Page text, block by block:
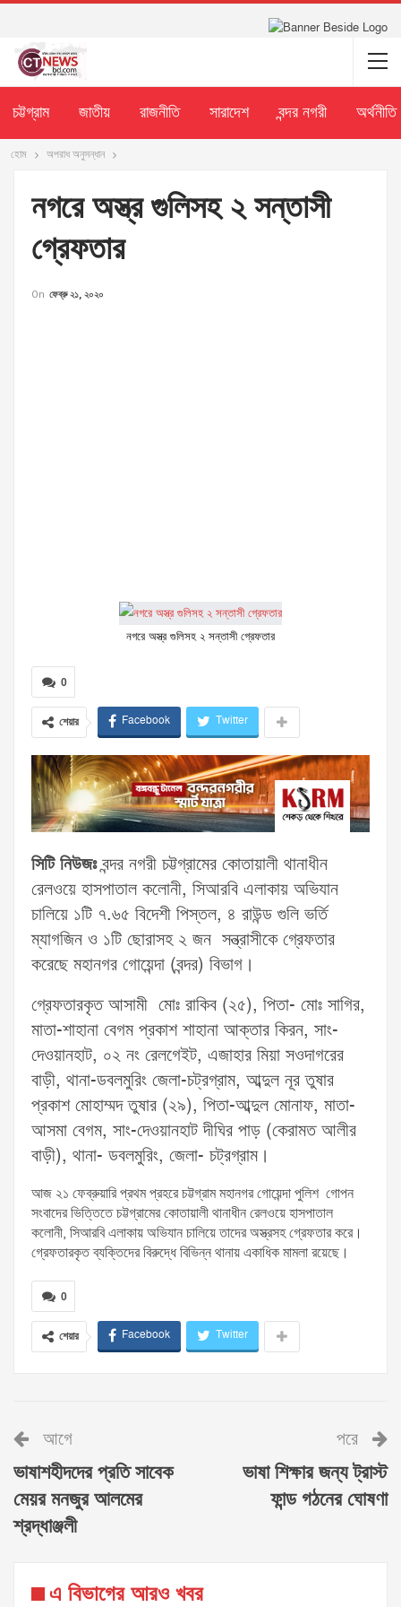
চট্টগ্রাম জাতীয় রাজনীতি সারাদেশ বন্দর নগরী অর্থনীতি
হোম অপরাধ অনুসন্ধান
নগরে অস্ত্র গুলিসহ ২ সন্তাসী
গ্রেফতার
On ফেব্রু ২১, ২০২০
নগরে অস্ত্র গুলিসহ ২ সন্তাসী গ্রেফতার
0
শেয়ার Facebook Twitter
সিটি নিউজঃবন্দর নগরী চট্টগ্রামের কোতায়ালী থানাধীন
রেলওয়ে হাসপাতাল কলোনী, সিআরবি এলাকায় অভিযান
চালিয়ে ১টি ৭.৬৫ বিদেশী পিস্তল, ৪ রাউন্ড গুলি ভর্তি
ম্যাগজিন ও ১টি ছোরাসহ ২ জন সন্ত্রাসীকে গ্রেফতার
করেছে মহানগর গোয়েন্দা (বন্দর) বিভাগ।
গ্রেফতারকৃত আসামী মোঃ রাকিব (২৫), পিতা- মোঃ সাগির,
মাতা-শাহানা বেগম প্রকাশ শাহানা আক্তার কিরন, সাং-
দেওয়ানহাট, ০২ নং রেলগেইট, এজাহার মিয়া সওদাগরের
বাড়ী, থানা-ডবলমুরিং জেলা-চট্রগ্রাম, আব্দুল নূর তুষার
প্রকাশ মোহাম্মদ তুষার (২৯), পিতা-আব্দুল মোনাফ, মাতা-
আসমা বেগম, সাং-দেওয়ানহাট দীঘির পাড় (কেরামত আলীর
বাড়ী), থানা- ডবলমুরিং, জেলা- চট্রগ্রাম।
আজ ২১ ফেব্রুয়ারি প্রথম প্রহরে চট্টগ্রাম মহানগর গোয়েন্দা পুলিশ গোপন
সংবাদের ভিত্তিতে চট্টগ্রামের কোতায়ালী থানাধীন রেলওয়ে হাসপাতাল
কলোনী, সিআরবি এলাকায় অভিযান চালিয়ে তাদের অস্ত্রসহ গ্রেফতার করে।
গ্রেফতারকৃত ব্যক্তিদের বিরুদ্ধে বিভিন্ন থানায় একাধিক মামলা রয়েছে।
0
শেয়ার Facebook Twitter
আগে
ভাষাশহীদদের প্রতি সাবেক
মেয়র মনজুর আলমের
শ্রদ্ধাঞ্জলী
পরে
ভাষা শিক্ষার জন্য ট্রাস্ট
ফান্ড গঠনের ঘোষণা
এ বিভাগের আরও খবর